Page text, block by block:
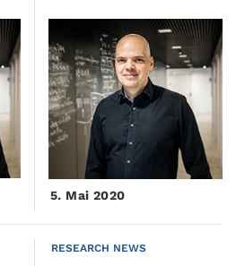
5. Mai 2020
RESEARCH NEWS